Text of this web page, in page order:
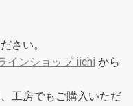
さい。
インショップ iichi から
工房でもご購入いただ